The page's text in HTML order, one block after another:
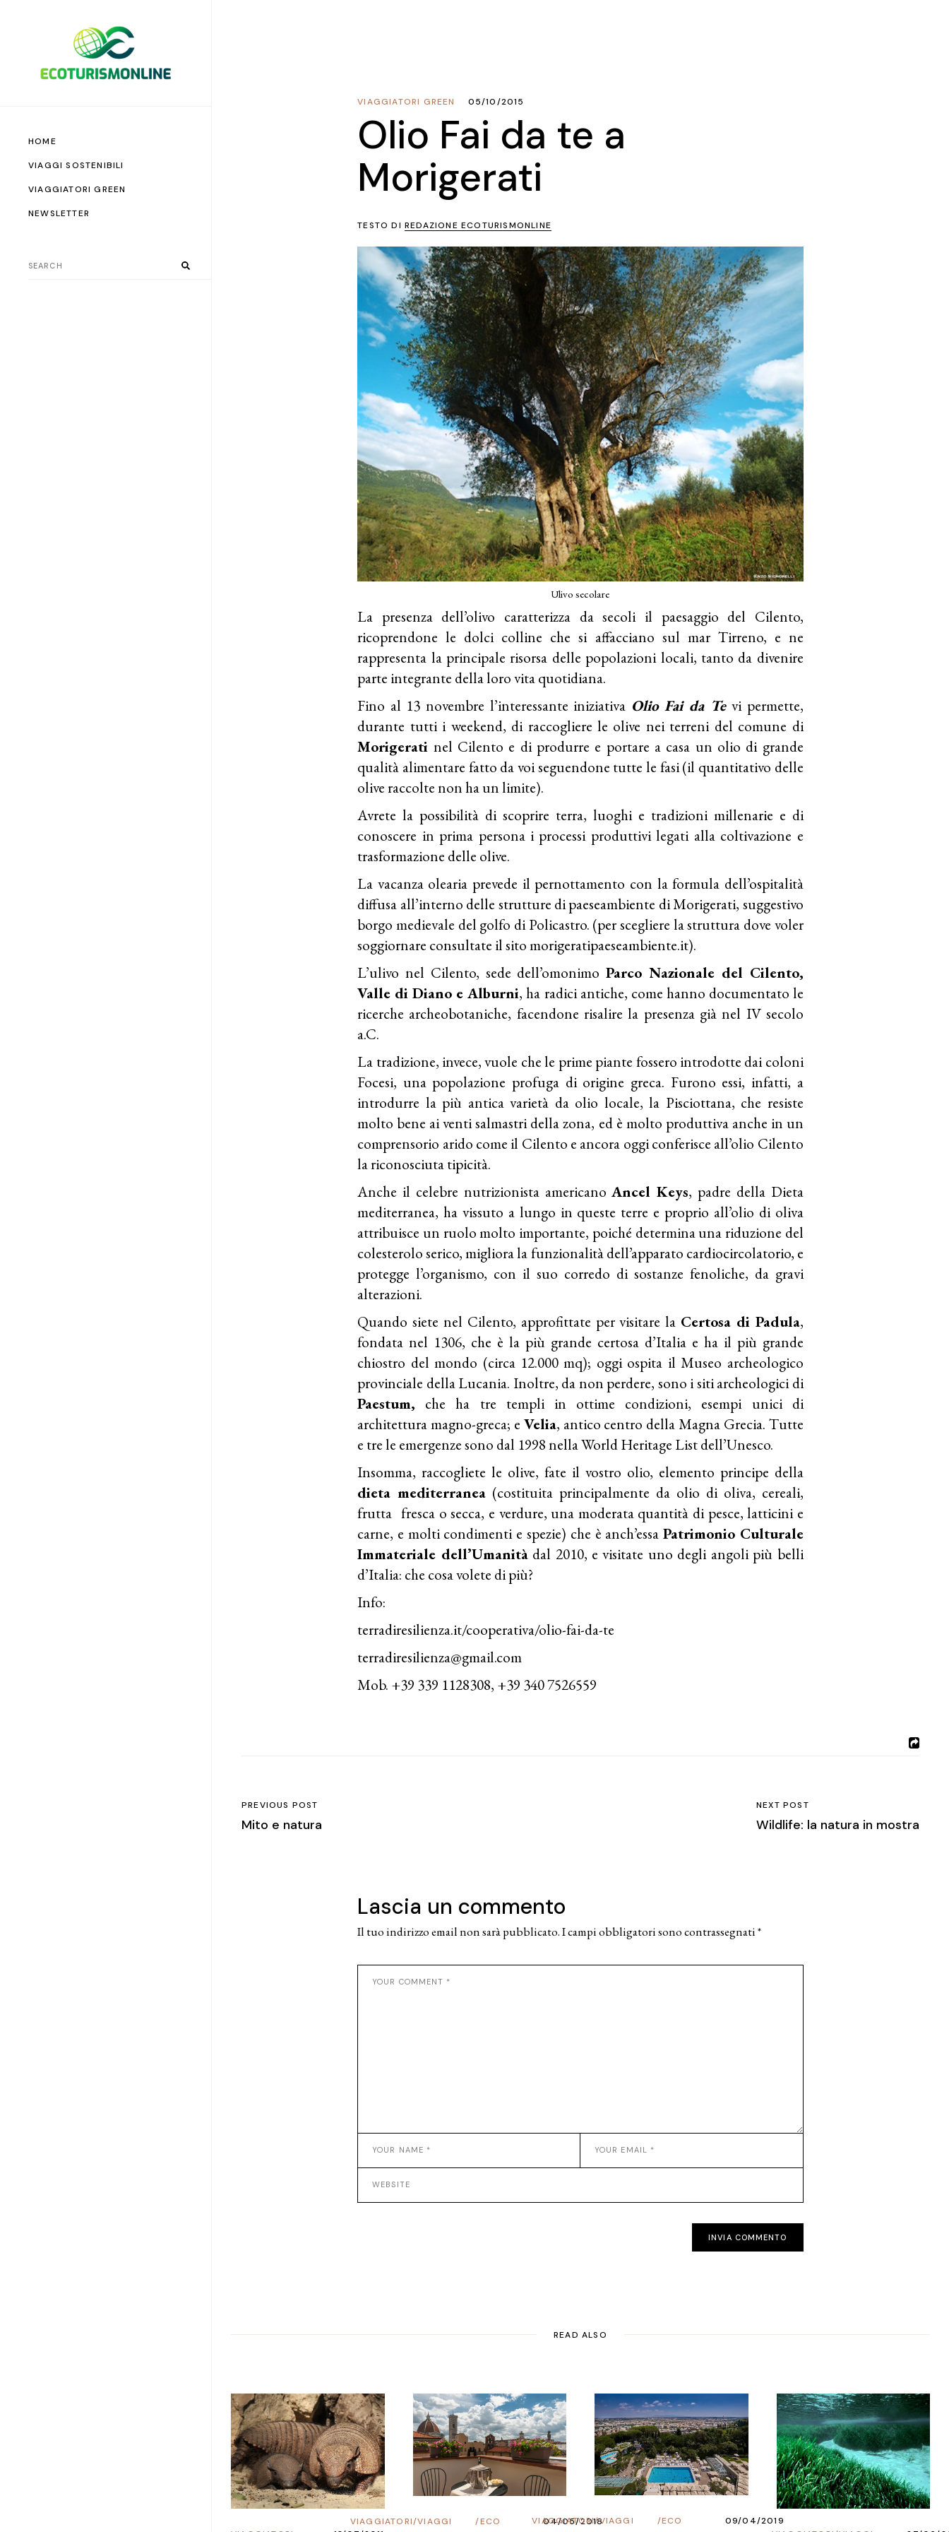
HOME
VIAGGI SOSTENIBILI
VIAGGIATORI GREEN
NEWSLETTER
VIAGGIATORI GREEN 05/10/2015
Olio Fai da te a
Morigerati
TESTO DI REDAZIONE ECOTURISMONLINE
Ulivo secolare
La presenza dell’olivo caratterizza da secoli il paesaggio del Cilento,
ricoprendone le dolci colline che si affacciano sul mar Tirreno, e ne
rappresenta la principale risorsa delle popolazioni locali, tanto da divenire
parte integrante della loro vita quotidiana.
Fino al 13 novembre l’interessante iniziativa Olio Fai da Tevi permette,
durante tutti i weekend, di raccogliere le olive nei terreni del comune di
Morigerati nel Cilento e di produrre e portare a casa un olio di grande
qualità alimentare fatto da voi seguendone tutte le fasi (il quantitativo delle
olive raccolte non ha un limite).
Avrete la possibilità di scoprire terra, luoghi e tradizioni millenarie e di
conoscere in prima persona i processi produttivi legati alla coltivazione e
trasformazione delle olive.
La vacanza olearia prevede il pernottamento con la formula dell’ospitalità
diffusa all’interno delle strutture di paeseambiente diMorigerati, suggestivo
borgo medievale del golfo di Policastro. (per scegliere la struttura dove voler
soggiornare consultate il sitomorigeratipaeseambiente.it).
L’ulivo nel Cilento, sede dell’omonimoParco Nazionale del Cilento,
Valle di Diano e Alburni, ha radici antiche, come hanno documentato le
ricerche archeobotaniche, facendone risalire la presenza già nel IV secolo
a.C.
La tradizione, invece, vuole che le prime piante fossero introdotte dai coloni
Focesi, una popolazione profuga di origine greca. Furono essi, infatti, a
introdurre la più antica varietà da olio locale, la Pisciottana, che resiste
molto bene ai venti salmastri della zona, ed è molto produttiva anche in un
comprensorio arido come il Cilento e ancora oggi conferisce all’olio Cilento
la riconosciuta tipicità.
Anche il celebre nutrizionista americanoAncel Keys, padre della Dieta
mediterranea, ha vissuto a lungo in queste terre e proprio all’olio di oliva
attribuisce un ruolo molto importante, poiché determina una riduzione del
colesterolo serico, migliora la funzionalità dell’apparato cardiocircolatorio, e
protegge l’organismo, con il suo corredo di sostanze fenoliche, da gravi
alterazioni.
Quando siete nel Cilento, approfittate per visitare la Certosa di Padula,
fondata nel 1306, che è la più grande certosa d’Italia e ha il più grande
chiostro del mondo (circa 12.000 mq); oggi ospita il Museo archeologico
provinciale della Lucania. Inoltre, da non perdere, sono i siti archeologici di
Paestum, che ha tre templi in ottime condizioni, esempi unici di
architettura magno-greca; e Velia, antico centro della Magna Grecia. Tutte
e tre le emergenze sono dal 1998 nella World Heritage List dell’Unesco.
Insomma, raccogliete le olive, fate il vostro olio, elemento principe della
dieta mediterranea (costituita principalmente da olio di oliva, cereali,
frutta fresca o secca, e verdure, una moderata quantità di pesce, latticini e
carne, e molti condimenti e spezie) che è anch’essaPatrimonio Culturale
Immateriale dell’Umanitàdal 2010, e visitate uno degli angoli più belli
d’Italia: che cosa volete di più?
Info:
terradiresilienza.it/cooperativa/olio-fai-da-te
terradiresilienza@gmail.com
Mob. +39 339 1128308, +39 340 7526559
PREVIOUS POST
Mito e natura
NEXT POST
Wildlife: la natura in mostra
Lascia un commento
Il tuo indirizzo email non sarà pubblicato.I campi obbligatori sono contrassegnati*
INVIA COMMENTO
READ ALSO
ECO
/
VIAGGI
/
VIAGGIATORI 04/05/2018 ECO
/
VIAGGI
/
VIAGGIATORI
09/04/2019